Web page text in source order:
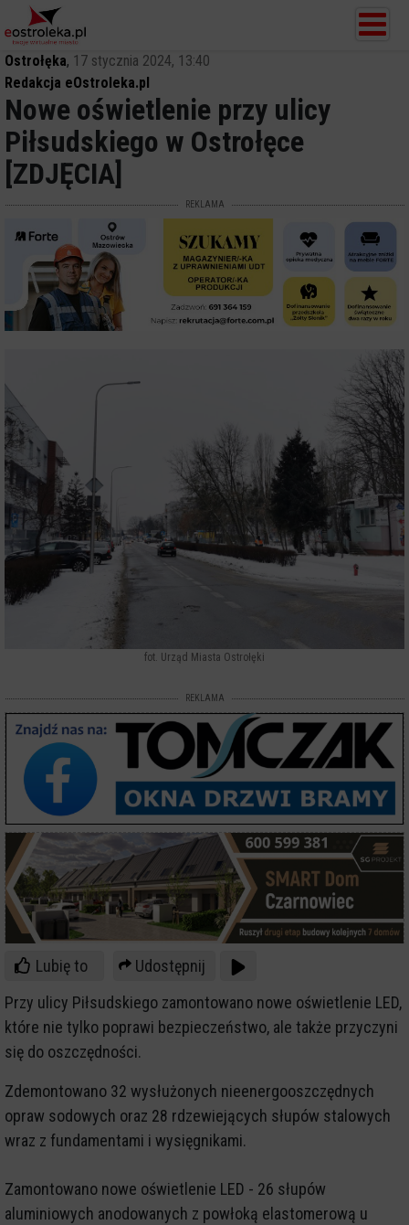
Ostrołęka, 17 stycznia 2024, 13:40
Redakcja eOstroleka.pl
Nowe oświetlenie przy ulicy
Piłsudskiego w Ostrołęce
[ZDJĘCIA]
REKLAMA
fot. Urząd Miasta Ostrołęki
REKLAMA
Lubię to
Udostępnij
Przy ulicy Piłsudskiego zamontowano nowe oświetlenie LED,
które nie tylko poprawi bezpieczeństwo, ale także przyczyni
się do oszczędności.
Zdemontowano 32 wysłużonych nieenergooszczędnych
opraw sodowych oraz 28 rdzewiejących słupów stalowych
wraz z fundamentami i wysięgnikami.
Zamontowano nowe oświetlenie LED - 26 słupów
aluminiowych anodowanych z powłoką elastomerową u